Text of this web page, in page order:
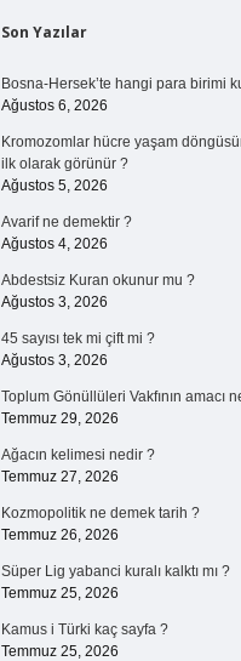
Sidebar
Son Yazılar
Bosna-Hersek’te hangi para birimi
Ağustos 6, 2026
Kromozomlar hücre yaşam
ilk olarak görünür ?
Ağustos 5, 2026
Avarif ne demektir ?
Ağustos 4, 2026
Abdestsiz Kuran okunur mu ?
Ağustos 3, 2026
45 sayısı tek mi çift mi ?
Ağustos 3, 2026
Toplum Gönüllüleri Vakfının amacı
Temmuz 29, 2026
Ağacın kelimesi nedir ?
Temmuz 27, 2026
Kozmopolitik ne demek tarih ?
Temmuz 26, 2026
Süper Lig yabanci kuralı kalktı mı ?
Temmuz 25, 2026
Kamus i Türki kaç sayfa ?
Temmuz 25, 2026
ilbet giriş